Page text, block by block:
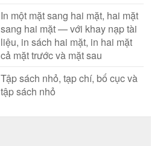
In một mặt sang hai mặt, hai mặt
sang hai mặt — với khay nạp tài
liệu, in sách hai mặt, in hai mặt
cả mặt trước và mặt sau
Tập sách nhỏ, tạp chí, bố cục và
tập sách nhỏ